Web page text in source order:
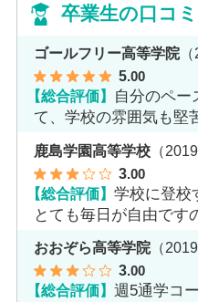
卒業生の口コミ
ゴールフリー高等学院（
5.00
【総合評価】 自分のペー
て、学校の雰囲気も堅
鹿島学園高等学校 （
3.00
【総合評価】学校に登校
とても毎日が自由です
おおぞら高等学院（2019
3.00
【総合評価】週5通学コ